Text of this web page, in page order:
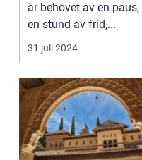
är behovet av en paus,
en stund av frid,...
31 juli 2024